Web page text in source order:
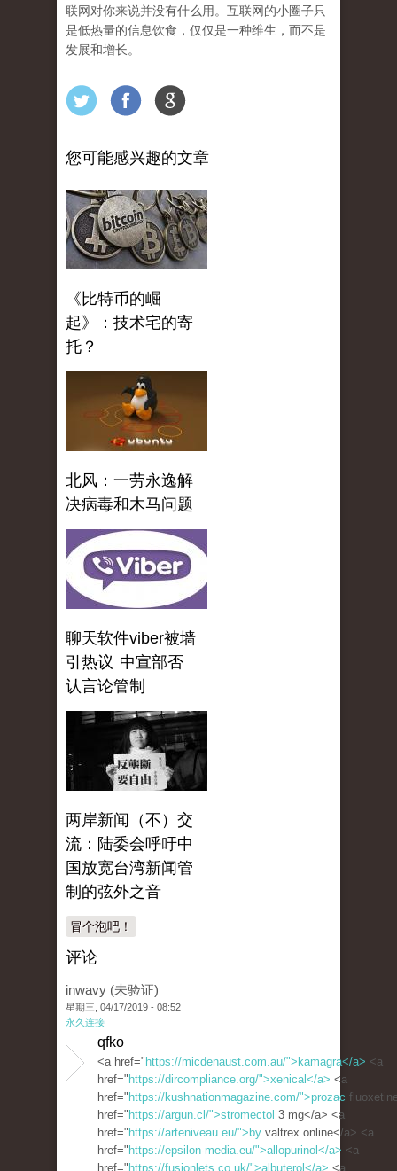
联网对你来说并没有什么用。互联网的小圈子只
是低热量的信息饮食，仅仅是一种维生，而不是
发展和增长。
您可能感兴趣的文章
《比特币的崛
起》：技术宅的寄
托？
北风：一劳永逸解
决病毒和木马问题
聊天软件viber被墙
引热议 中宣部否
认言论管制
两岸新闻（不）交
流：陆委会呼吁中
国放宽台湾新闻管
制的弦外之音
冒个泡吧！
评论
inwavy (未验证)
星期三, 04/17/2019 - 08:52
永久连接
qfko
<a href=" https://micdenaust.com.au/">kamagra</a> <a
href=" https://dircompliance.org/">xenical</a> <a
href=" https://kushnationmagazine.com/">prozac
href=" https://argun.cl/">stromectol 3 mg</a> <a
href=" https://arteniveau.eu/">by valtrex online</a> <a
href=" https://epsilon-media.eu/">allopurinol</a> <a
href=" https://fusionlets.co.uk/">albuterol</a> <a